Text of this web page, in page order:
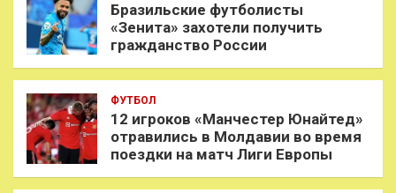
Бразильские футболисты
«Зенита» захотели получить
гражданство России
ФУТБОЛ
12 игроков «Манчестер Юнайтед»
отравились в Молдавии во время
поездки на матч Лиги Европы